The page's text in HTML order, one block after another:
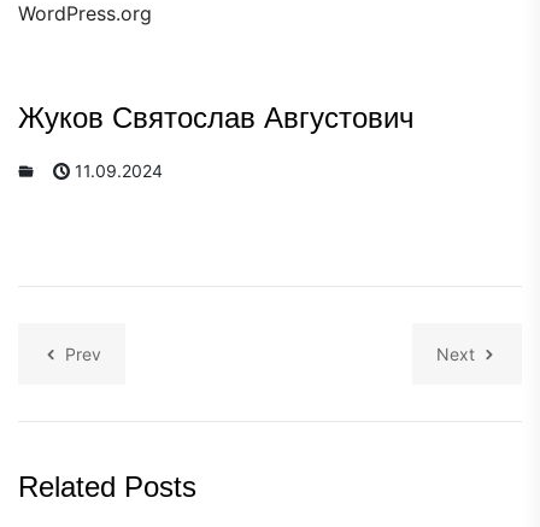
WordPress.org
Жуков Святослав Августович
11.09.2024
Prev Next
Related Posts